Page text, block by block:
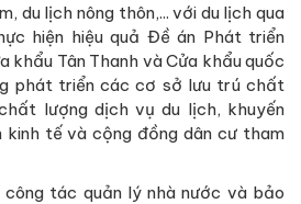
du lịch nông thôn,... với du lịch qua
hiện hiệu quả Đề án Phát triển
khẩu Tân Thanh và Cửa khẩu quốc
phát triển các cơ sở lưu trú chất
lượng dịch vụ du lịch, khuyến
tế và cộng đồng dân cư tham
công tác quản lý nhà nước và bảo